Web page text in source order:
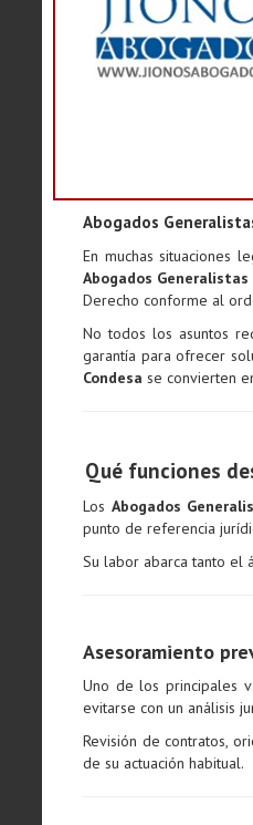
Abogados
En muchas situaciones
Abogados
Derecho conforme al
No todos los asuntos
garantía para ofrecer
Condesa se convierten
Qué funciones
Los Abogados
punto de referencia
Su labor abarca tanto el
Asesoramiento
Uno de los principales
evitarse con un análisis
Revisión de contratos,
de su actuación habitual.